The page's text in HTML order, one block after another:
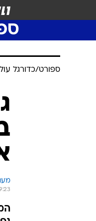
ספורט/כדורגל